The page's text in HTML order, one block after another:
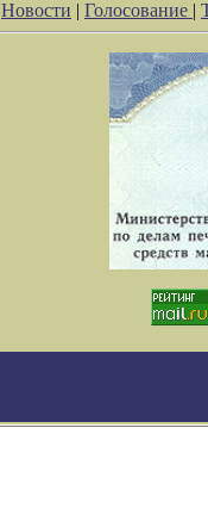
Новости | Голосование |